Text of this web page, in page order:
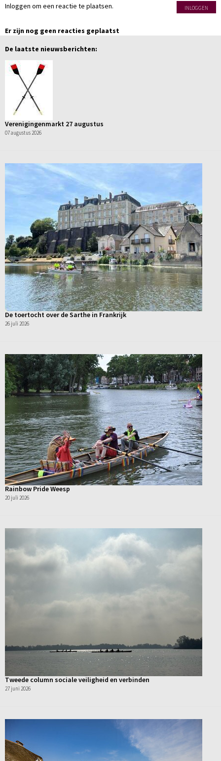
Inloggen om een reactie te plaatsen. INLOGGEN
Er zijn nog geen reacties geplaatst
De laatste nieuwsberichten:
Verenigingenmarkt 27 augustus
07 augustus 2026
De toertocht over de Sarthe in Frankrijk
26 juli 2026
Rainbow Pride Weesp
20 juli 2026
Tweede column sociale veiligheid en verbinden
27 juni 2026